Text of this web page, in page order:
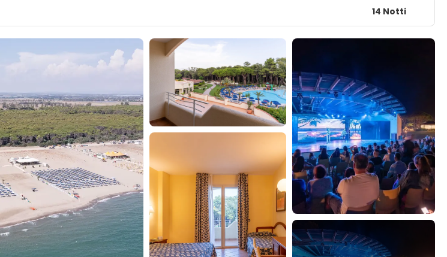
14 Notti